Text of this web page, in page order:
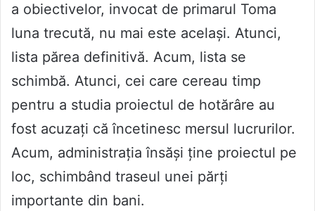
a obiectivelor, invocat de primarul Toma
luna trecută, nu mai este același. Atunci,
lista părea definitivă. Acum, lista se
schimbă. Atunci, cei care cereau timp
pentru a studia proiectul de hotărâre au
fost acuzați că încetinesc mersul lucrurilor.
Acum, administrația însăși ține proiectul pe
loc, schimbând traseul unei părți
importante din bani.